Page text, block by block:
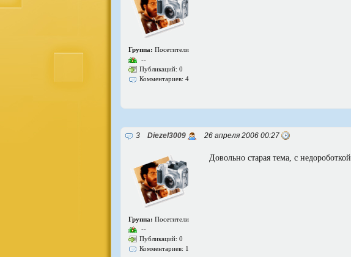
Группа: Посетители
--
Публикаций: 0
Комментариев: 4
3 Diezel3009 26 апреля 2006 00:27
Группа: Посетители
--
Публикаций: 0
Комментариев: 1
Довольно старая тема, с недороботкой.